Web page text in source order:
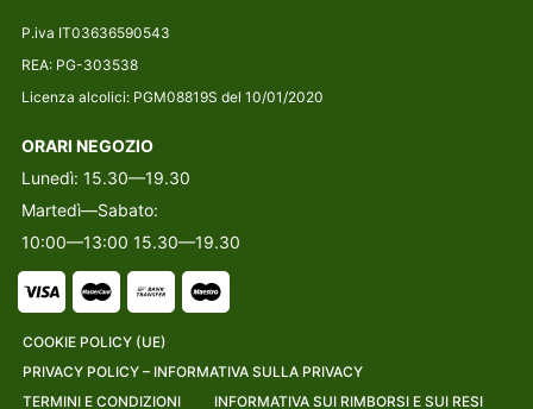
P.iva IT03636590543
REA: PG-303538
Licenza alcolici: PGM08819S del 10/01/2020
ORARI NEGOZIO
Lunedì: 15.30—19.30
Martedì—Sabato:
10:00—13:00 15.30—19.30
COOKIE POLICY (UE)
PRIVACY POLICY – INFORMATIVA SULLA PRIVACY
TERMINI E CONDIZIONI
INFORMATIVA SUI RIMBORSI E SUI RESI